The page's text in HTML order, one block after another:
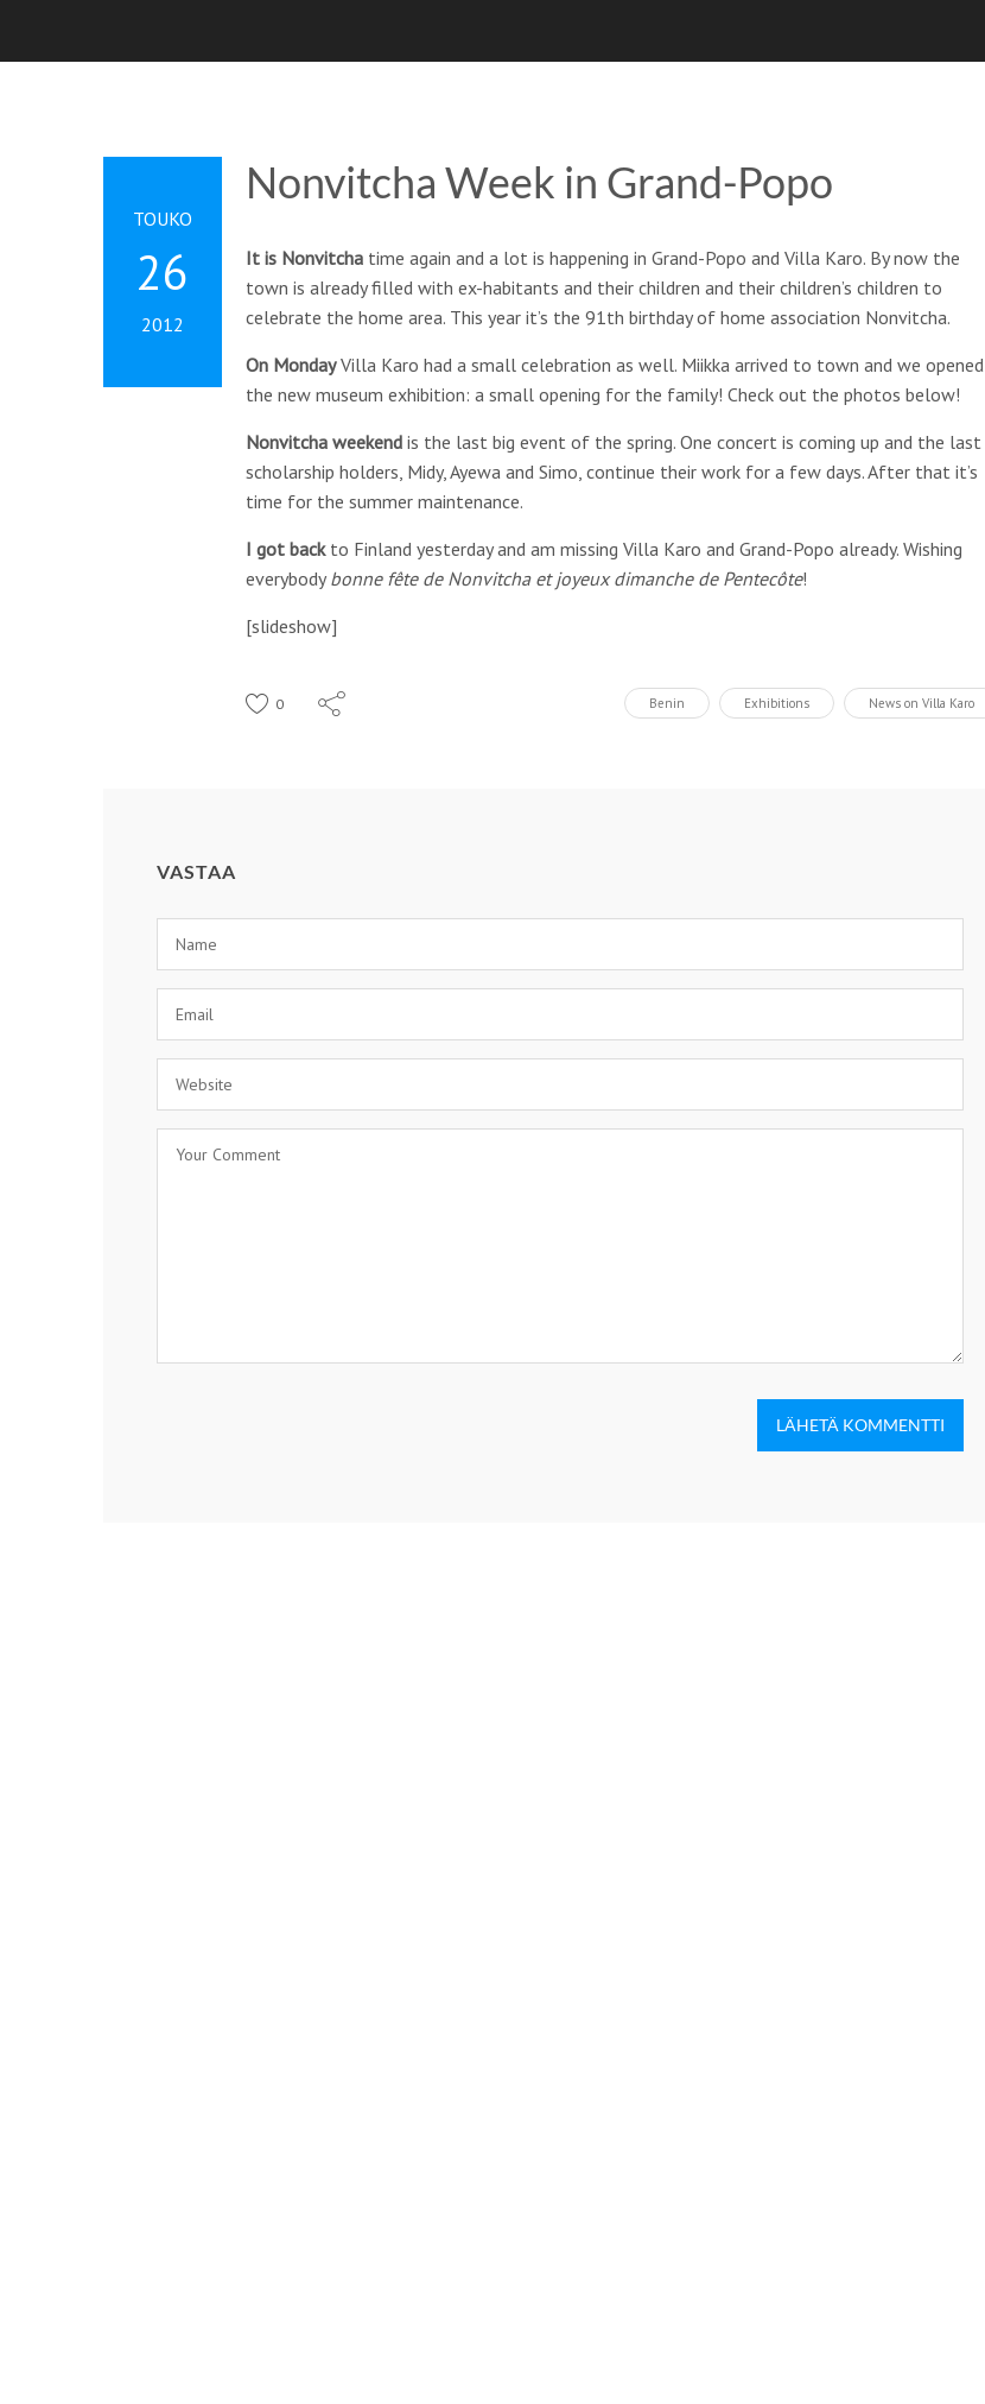
TOUKO
26
2012
Nonvitcha Week in Grand-Popo
It is Nonvitcha time again and a lot is happening in Grand-Popo and Villa Karo. By now the
town is already filled with ex-habitants and their children and their children’s children to
celebrate the home area. This year it’s the 91th birthday of home association Nonvitcha.
On MondayVilla Karo had a small celebration as well. Miikka arrived to town and we opened
the new museum exhibition: a small opening for the family! Check out the photos below!
Nonvitcha weekend is the last big event of the spring. One concert is coming up and the last
scholarship holders, Midy, Ayewa and Simo, continue their work for a few days. After that it’s
time for the summer maintenance.
I got backto Finland yesterday and am missing Villa Karo and Grand-Popo already. Wishing
everybodybonne fête de Nonvitcha et joyeux dimanche de Pentecôte!
[slideshow]
0 Benin Exhibitions News on Villa Karo
VASTAA
LÄHETÄ KOMMENTTI